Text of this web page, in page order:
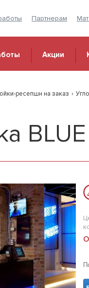
Партнерам
Акции
ресепшн на заказ ›
BLUE